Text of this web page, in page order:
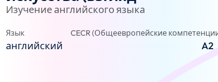
Изучение английского языка
Язык
английский
CECR (Общеевропейские
A2